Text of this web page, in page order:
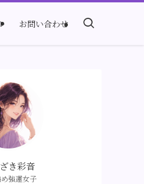
お問い合わせ
き彩音
強運女子